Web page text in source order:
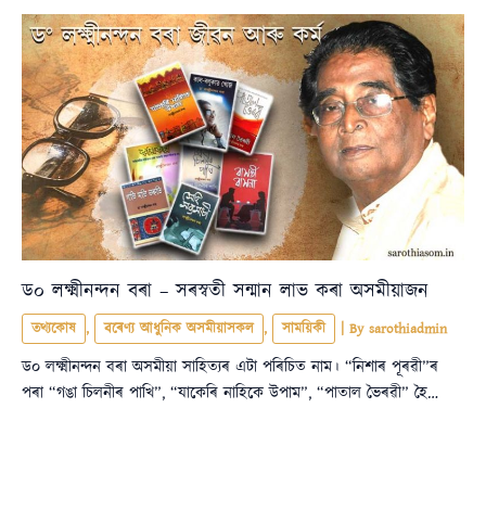
ড০ লক্ষ্মীনন্দন বৰা – সৰস্বতী সন্মান লাভ কৰা অসমীয়াজন
তথ্যকোষ , বৰেণ্য আধুনিক অসমীয়াসকল , সাময়িকী | By sarothiadmin
ড০ লক্ষ্মীনন্দন বৰা অসমীয়া সাহিত্যৰ এটা পৰিচিত নাম। “নিশাৰ পূৰৱী”ৰ
পৰা “গঙা চিলনীৰ পাখি”, “যাকেৰি নাহিকে উপাম”, “পাতাল ভৈৰৱী” হৈ…